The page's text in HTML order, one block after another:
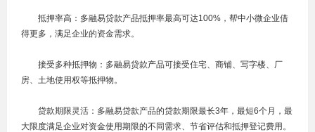
抵押率高：多融易贷款产品抵押率最高可达100%，帮中小微企业借
得更多，满足企业的资金需求。
接受多种抵押物：多融易贷款产品可接受住宅、商铺、写字楼、厂
房、土地使用权等抵押物。
贷款期限灵活：多融易贷款产品的贷款期限最长3年，最短6个月，最
大限度满足企业对资金使用期限的不同需求、节省评估和抵押登记费用。